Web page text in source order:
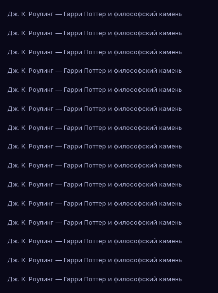
Дж. К. Роулинг — Гарри Поттер и философский камень
Дж. К. Роулинг — Гарри Поттер и философский камень
Дж. К. Роулинг — Гарри Поттер и философский камень
Дж. К. Роулинг — Гарри Поттер и философский камень
Дж. К. Роулинг — Гарри Поттер и философский камень
Дж. К. Роулинг — Гарри Поттер и философский камень
Дж. К. Роулинг — Гарри Поттер и философский камень
Дж. К. Роулинг — Гарри Поттер и философский камень
Дж. К. Роулинг — Гарри Поттер и философский камень
Дж. К. Роулинг — Гарри Поттер и философский камень
Дж. К. Роулинг — Гарри Поттер и философский камень
Дж. К. Роулинг — Гарри Поттер и философский камень
Дж. К. Роулинг — Гарри Поттер и философский камень
Дж. К. Роулинг — Гарри Поттер и философский камень
Дж. К. Роулинг — Гарри Поттер и философский камень